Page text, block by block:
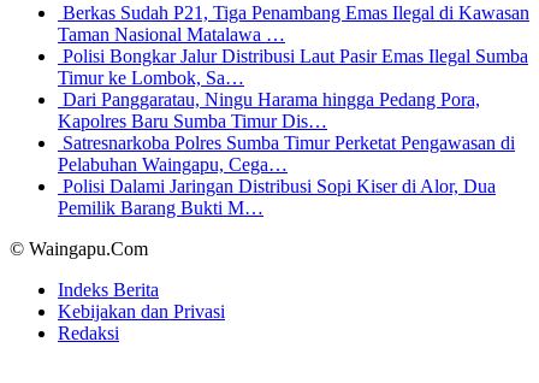
Berkas Sudah P21, Tiga Penambang Emas Ilegal di Kawasan
Taman Nasional Matalawa …
Polisi Bongkar Jalur Distribusi Laut Pasir Emas Ilegal Sumba
Timur ke Lombok, Sa…
Dari Panggaratau, Ningu Harama hingga Pedang Pora,
Kapolres Baru Sumba Timur Dis…
Satresnarkoba Polres Sumba Timur Perketat Pengawasan di
Pelabuhan Waingapu, Cega…
Polisi Dalami Jaringan Distribusi Sopi Kiser di Alor, Dua
Pemilik Barang Bukti M…
© Waingapu.Com
Indeks Berita
Kebijakan dan Privasi
Redaksi